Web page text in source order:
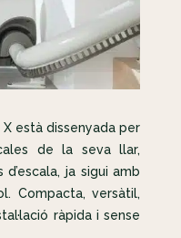
està dissenyada per
de la seva llar,
ja sigui amb
Compacta, versàtil,
ràpida i sense